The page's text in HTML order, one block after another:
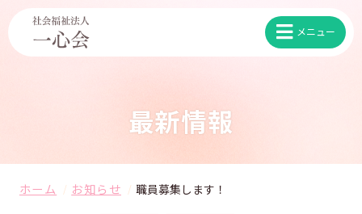
最新情報
ホーム お知らせ 職員募集します！